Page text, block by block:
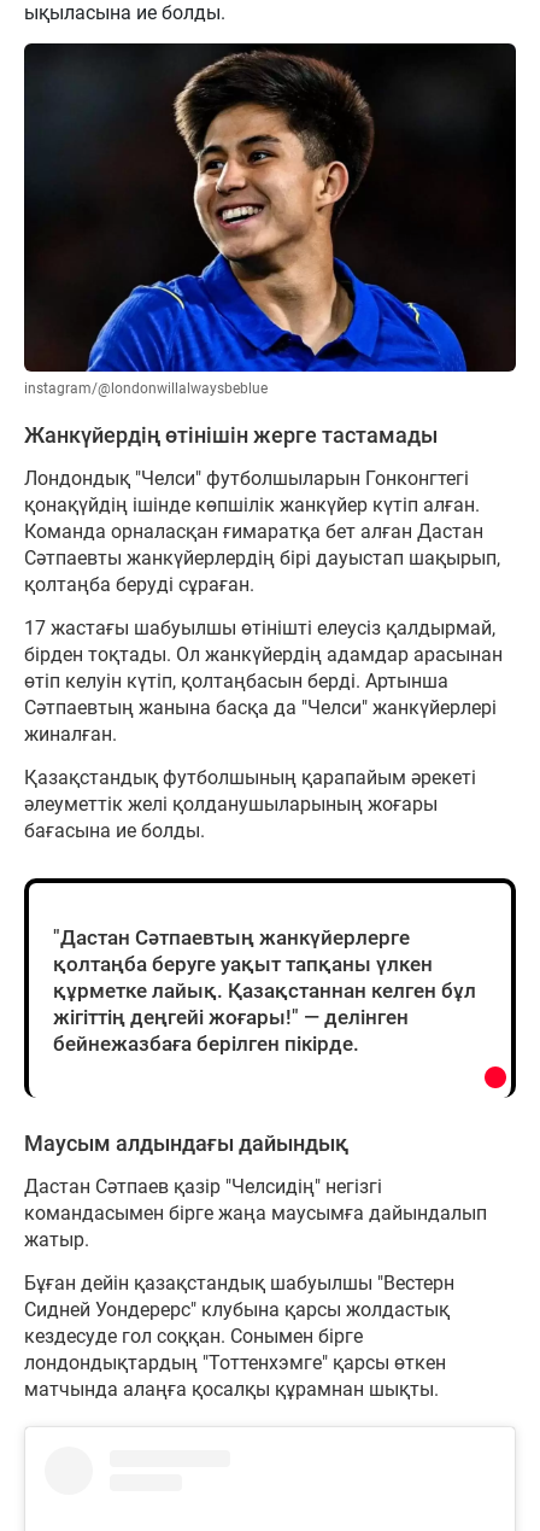
ықыласына ие болды.
instagram/@londonwillalwaysbeblue
Жанкүйердің өтінішін жерге тастамады
Лондондық "Челси" футболшыларын Гонконгтегі
қонақүйдің ішінде көпшілік жанкүйер күтіп алған.
Команда орналасқан ғимаратқа бет алған Дастан
Сәтпаевты жанкүйерлердің бірі дауыстап шақырып,
қолтаңба беруді сұраған.
17 жастағы шабуылшы өтінішті елеусіз қалдырмай,
бірден тоқтады. Ол жанкүйердің адамдар арасынан
өтіп келуін күтіп, қолтаңбасын берді. Артынша
Сәтпаевтың жанына басқа да "Челси" жанкүйерлері
жиналған.
Қазақстандық футболшының қарапайым әрекеті
әлеуметтік желі қолданушыларының жоғары
бағасына ие болды.
"Дастан Сәтпаевтың жанкүйерлерге
қолтаңба беруге уақыт тапқаны үлкен
құрметке лайық. Қазақстаннан келген бұл
жігіттің деңгейі жоғары!" — делінген
бейнежазбаға берілген пікірде.
Маусым алдындағы дайындық
Дастан Сәтпаев қазір "Челсидің" негізгі
командасымен бірге жаңа маусымға дайындалып
жатыр.
Бұған дейін қазақстандық шабуылшы "Вестерн
Сидней Уондерерс" клубына қарсы жолдастық
кездесуде гол соққан. Сонымен бірге
лондондықтардың "Тоттенхэмге" қарсы өткен
матчында алаңға қосалқы құрамнан шықты.